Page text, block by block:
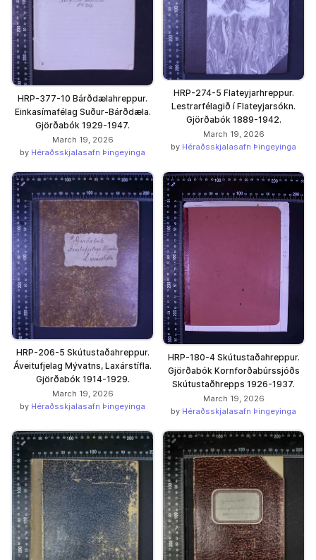
HRP-377-10 Bárðdælahreppur.
Einkasímafélag Suður-Bárðdæla.
Gjörðabók 1929-1947.
March 19, 2026
by Héraðsskjalasafn Þingeyinga
HRP-274-5 Flateyjarhreppur.
Lestrarfélagið í Flateyjarsókn.
Gjörðabók 1889-1942.
March 19, 2026
by Héraðsskjalasafn Þingeyinga
HRP-206-5 Skútustaðahreppur.
Áveitufjelag Mývatns, Laxárstífla.
Gjörðabók 1914-1929.
March 19, 2026
by Héraðsskjalasafn Þingeyinga
HRP-180-4 Skútustaðahreppur.
Gjörðabók Kornforðabúrssjóðs
Skútustaðhrepps 1926-1937.
March 19, 2026
by Héraðsskjalasafn Þingeyinga